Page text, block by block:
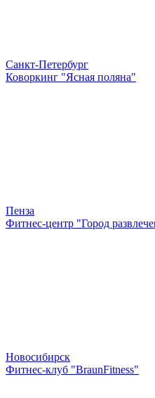
Санкт-Петербург
Коворкинг "Ясная поляна"
Пенза
Фитнес-центр "Город
Новосибирск
Фитнес-клуб "BraunFitness"